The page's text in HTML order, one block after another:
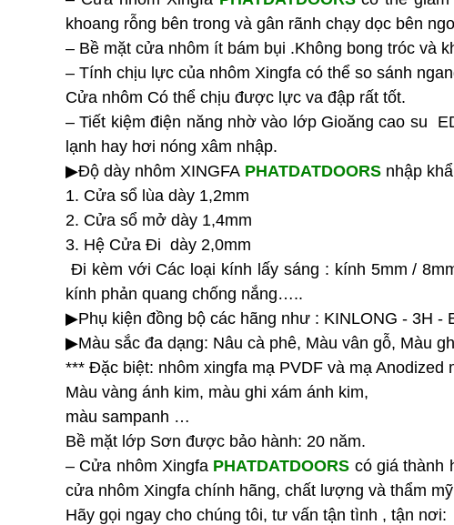
khoang rỗng bên trong và gân rãnh chạy dọc bên
– Bề mặt cửa nhôm ít bám bụi .Không bong tróc
– Tính chịu lực của nhôm Xingfa có thể so sánh
Cửa nhôm Có thể chịu được lực va đập rất tốt.
– Tiết kiệm điện năng nhờ vào lớp Gioăng cao su
lạnh hay hơi nóng xâm nhập.
▶Độ dày nhôm XINGFA PHATDATDOORS nhập
1. Cửa sổ lùa dày 1,2mm
2. Cửa sổ mở dày 1,4mm
3. Hệ Cửa Đi dày 2,0mm
Đi kèm với Các loại kính lấy sáng : kính 5mm /
kính phản quang chống nắng…..
▶Phụ kiện đồng bộ các hãng như : KINLONG - 3H -
▶Màu sắc đa dạng: Nâu cà phê, Màu vân gỗ, Màu
*** Đặc biệt: nhôm xingfa mạ PVDF và mạ
Màu vàng ánh kim, màu ghi xám ánh kim,
màu sampanh …
Bề mặt lớp Sơn được bảo hành: 20 năm.
– Cửa nhôm Xingfa PHATDATDOORS có giá thành
cửa nhôm Xingfa chính hãng, chất lượng và thẩm
Hãy gọi ngay cho chúng tôi, tư vấn tận tình , tận nơi: